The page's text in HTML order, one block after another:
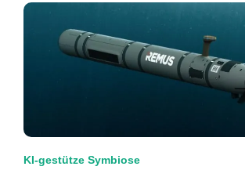
KI-gestütze Symbiose